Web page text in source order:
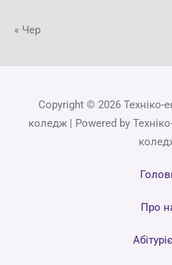
« Чер
Copyright © 2026
коледж | Powered by
Про